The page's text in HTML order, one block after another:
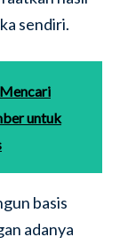
sendiri.
untuk
basis
adanya